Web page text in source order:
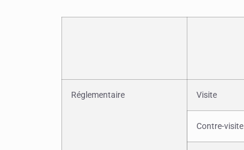
Réglementaire Visite
Contre-visite